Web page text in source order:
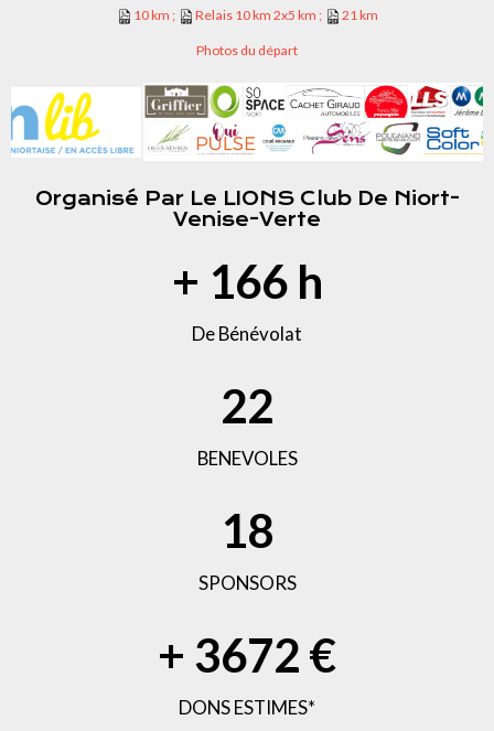
10 km ; Relais 10 km 2x5 km ; 21 km
Photos du départ
Organisé Par Le LIONS Club De Niort-
Venise-Verte
+ 178 h
De Bénévolat
24
BENEVOLES
20
SPONSORS
+ 3944 €
DONS ESTIMES*